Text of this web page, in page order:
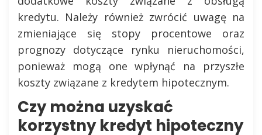
kredytu. Należy również zwrócić uwagę na
zmieniające się stopy procentowe oraz
prognozy dotyczące rynku nieruchomości,
ponieważ mogą one wpłynąć na przyszłe
koszty związane z kredytem hipotecznym.
Czy można uzyskać
korzystny kredyt hipoteczny